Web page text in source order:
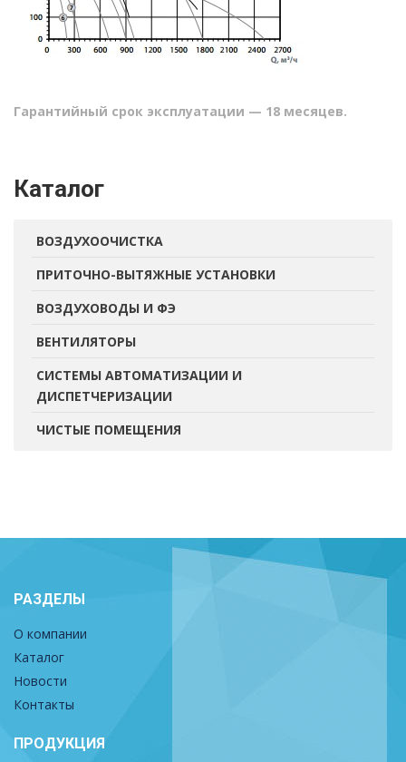
Гарантийный срок эксплуатации — 18 месяцев.
Каталог
ВОЗДУХООЧИСТКА
ПРИТОЧНО-ВЫТЯЖНЫЕ УСТАНОВКИ
ВОЗДУХОВОДЫ И ФЭ
ВЕНТИЛЯТОРЫ
СИСТЕМЫ АВТОМАТИЗАЦИИ И
ДИСПЕТЧЕРИЗАЦИИ
ЧИСТЫЕ ПОМЕЩЕНИЯ
РАЗДЕЛЫ
О компании
Каталог
Новости
Контакты
ПРОДУКЦИЯ